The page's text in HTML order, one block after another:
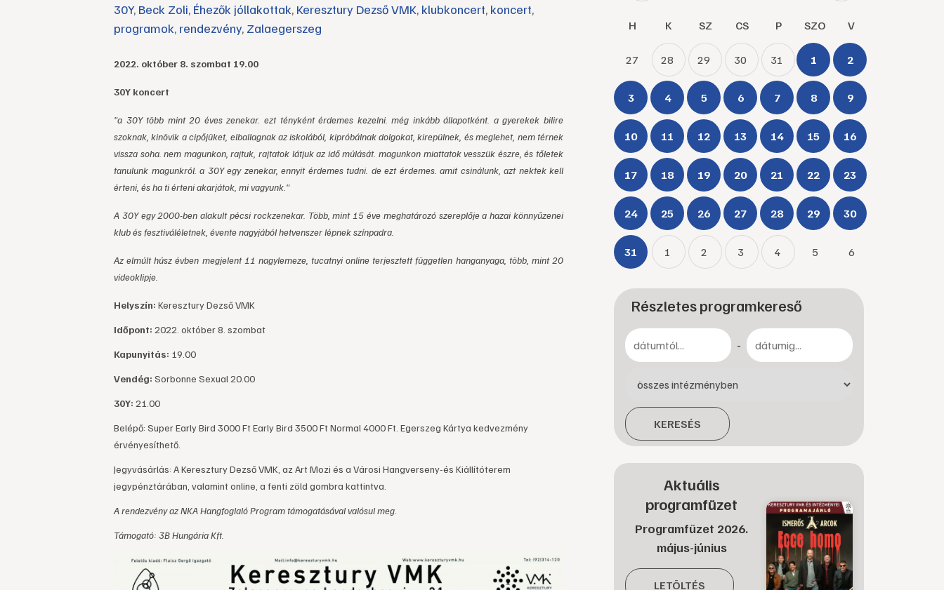
30Y, Beck Zoli, Éhezők jóllakottak, Keresztury Dezső VMK, klubkoncert, koncert,
programok, rendezvény, Zalaegerszeg
2022. október 8. szombat 19.00
30Y koncert
"a 30Y több mint 20 éves zenekar. ezt tényként érdemes kezelni. még inkább állapotként. a gyerekek bilire
szoknak, kinövik a cipőjüket, elballagnak az iskolából, kipróbálnak dolgokat, kirepülnek, és meglehet, nem térnek
vissza soha. nem magunkon, rajtuk, rajtatok látjuk az idő múlását. magunkon miattatok vesszük észre, és tőletek
tanulunk magunkról. a 30Y egy zenekar, ennyit érdemes tudni. de ezt érdemes. amit csinálunk, azt nektek kell
érteni, és ha ti érteni akarjátok, mi vagyunk."
A 30Y egy 2000-ben alakult pécsi rockzenekar. Több, mint 15 éve meghatározó szereplője a hazai könnyűzenei
klub és fesztiváléletnek, évente nagyjából hetvenszer lépnek színpadra.
Az elmúlt húsz évben megjelent 11 nagylemeze, tucatnyi online terjesztett független hanganyaga, több, mint 20
videoklipje.
Helyszín: Keresztury Dezső VMK
Időpont: 2022. október 8. szombat
Kapunyitás: 19.00
Vendég: Sorbonne Sexual 20.00
30Y: 21.00
Belépő: Super Early Bird 3000 Ft Early Bird 3500 Ft Normal 4000 Ft. Egerszeg Kártya kedvezmény
érvényesíthető.
Jegyvásárlás: A Keresztury Dezső VMK, az Art Mozi és a Városi Hangverseny-és Kiállítóterem
jegypénztárában, valamint online, a fenti zöld gombra kattintva.
A rendezvény az NKA Hangfoglaló Program támogatásával valósul meg.
Támogató: 3B Hungária Kft.
H K SZ CS P SZO V
27 28 29 30 31 1 2
3 4 5 6 7 8 9
10 11 12 13 14 15 16
17 18 19 20 21 22 23
24 25 26 27 28 29 30
31 1 2 3 4 5 6
Részletes programkereső
-
KERESÉS
Aktuális
programfüzet
Programfüzet 2026.
május-június
LETÖLTÉS